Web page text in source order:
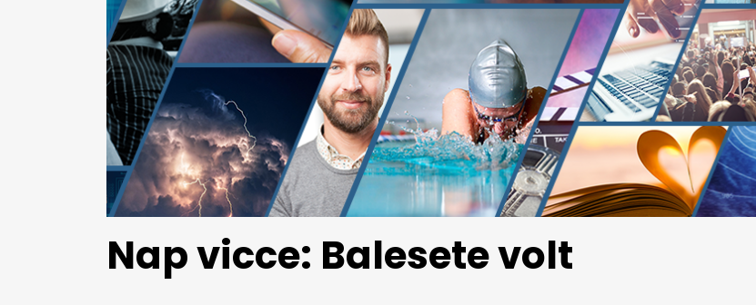
Nap vicce: Balesete volt